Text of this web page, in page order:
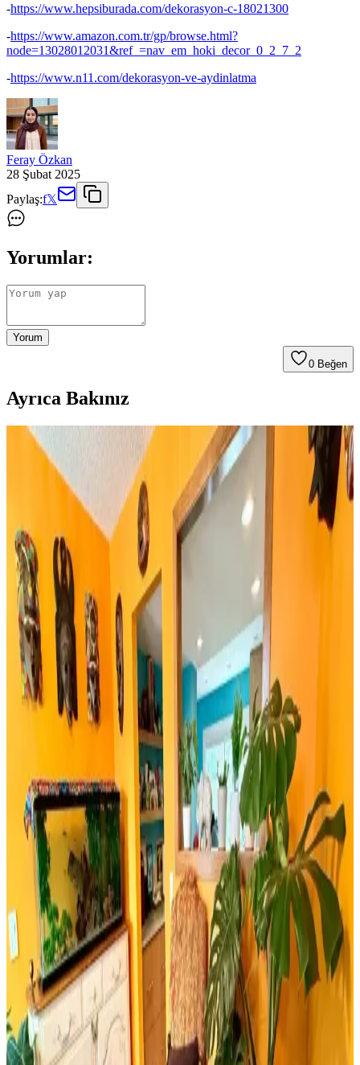
-https://www.hepsiburada.com/dekorasyon-c-18021300
-https://www.amazon.com.tr/gp/browse.html?
node=13028012031&ref_=nav_em_hoki_decor_0_2_7_2
-https://www.n11.com/dekorasyon-ve-aydinlatma
Feray Özkan
28 Şubat 2025
Paylaş:f𝕏
Yorumlar:
Yorum
0 Beğen
Ayrıca Bakınız
Huzur Party Store 5 Metre Yeşil Çam Dalı ve Işıklı
Çam Dalı Karşılaştırması
İki farklı yeşil çam dalı ürününün detaylı özellikleri, kullanıcı
yorumları ve kullanım alanları karşılaştırmasıyla yılbaşı
dekorasyonunuza en uygun seçimi yapın.
Rattan Ayakkabılık: Doğal Şıklık ve Fonksiyonellik
Sunan Dekorasyon Seçeneği
Rattan ayakkabılık, doğal malzeme kullanımı ve estetik
görünümüyle modern ve sürdürülebilir dekorasyonun vazgeçilmez
parçasıdır. Hafifliği ve dayanıklılığıyla fonksiyonel çözümler sunar.
Bambu Stor Perdeler Karşılaştırması: Evesen ve
Linadora Modellerinin Özellikleri ve Farkları
Evesen ve Linadora bambu stor perdelerinin tasarım, dayanıklılık ve
kullanım kolaylığı açısından detaylı karşılaştırması. En uygun
seçeneği belirlemenize yardımcı olur.
Bosch TSM6A011W ve Musullu Kahve Baharat
Öğütücü Karşılaştırması
Bosch TSM6A011W ve Musullu kahve ve baharat öğütücüsü
arasındaki farklar, özellikler ve kullanıcı yorumlarıyla en uygun
seçimi yapmanıza yardımcı olur.
Retro Ahşap Poster Karşılaştırması: Dışarıdan Stres
Getirmek Yasaktır ve Edebiyat Sokağı Setleri
İki farklı retro ahşap poster ürününü karşılaştırıyoruz. Dışarıdan stres
getirmek yasaktır yazılı poster ve edebiyat temalı setler, kalite ve
kullanım açısından detaylı analizlerle ev dekorasyonunuza yeni bir
soluk getiriyor.
Milwaukee Alüminyum Şerit Metre 8mt 25mm
Dayanıklı ve Hassas Profesyonel Ölçüm Aracı
Milwaukee Alüminyum Şerit Metre 8 metre uzunluğu ve 25mm